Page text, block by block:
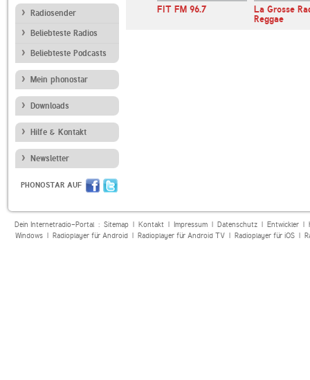
Radiosender
Beliebteste Radios
Beliebteste Podcasts
Mein phonostar
Downloads
Hilfe & Kontakt
Newsletter
PHONOSTAR AUF
Caribbean Vibes Radio FIT FM 96.7
La Grosse
Reggae
Dein Internetradio-Portal : Sitemap| Kontakt| Impressum| Datenschutz| Entwickler|
Windows| Radioplayer für Android| Radioplayer für Android TV| Radioplayer für iOS|